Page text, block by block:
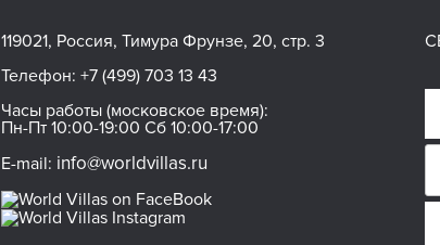
119021, Россия, Тимура Фрунзе, 20, стр. 3
Телефон: +7 (499) 703 13 43
Часы работы (московское время):
Пн-Пт 10:00-19:00 Сб 10:00-17:00
E-mail: info@worldvillas.ru